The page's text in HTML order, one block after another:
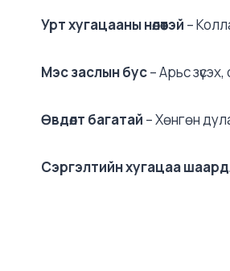
Урт хугацааны нөлөөтэй –
Мэс заслын бус– Арьс
Өвдөлт багатай – Хөнгөн
Сэргэлтийн хугацаа